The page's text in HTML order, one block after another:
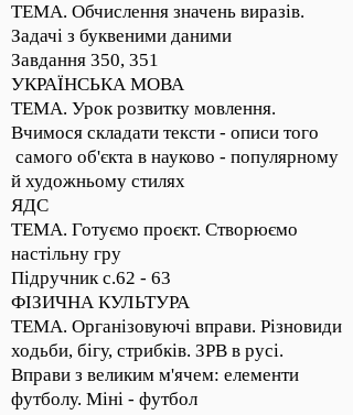
ТЕМА. Обчислення значень виразів.
Задачі з буквеними даними
Завдання 350, 351
УКРАЇНСЬКА МОВА
ТЕМА. Урок розвитку мовлення.
Вчимося складати тексти - описи того
самого об'єкта в науково - популярному
й художньому стилях
ЯДС
ТЕМА. Готуємо проєкт. Створюємо
настільну гру
Підручник с.62 - 63
ФІЗИЧНА КУЛЬТУРА
ТЕМА. Організовуючі вправи. Різновиди
ходьби, бігу, стрибків. ЗРВ в русі.
Вправи з великим м'ячем: елементи
футболу. Міні - футбол